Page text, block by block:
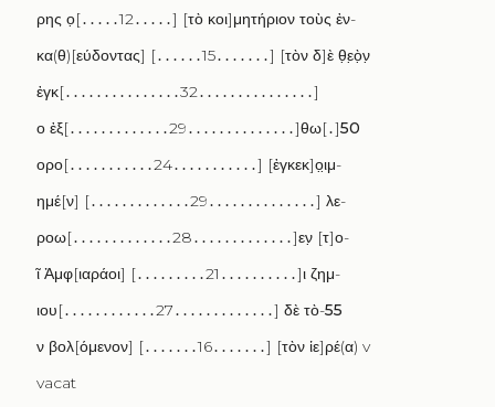
ρης ο̣[․․․․․12․․․․․] [τὸ κοι]μητήριον τοὺς ἐν-
κα(θ)[εύδοντας] [․․․․․․15․․․․․․․] [τὸν δ]ὲ θεὸν
ἐγκ[․․․․․․․․․․․․․․․32․․․․․․․․․․․․․․․]
ο ἐξ[․․․․․․․․․․․․․29․․․․․․․․․․․․․․]θω[․]50
ορο[․․․․․․․․․․․24․․․․․․․․․․․] [ἐγκεκ]οιμ-
ημέ[ν] [․․․․․․․․․․․․․29․․․․․․․․․․․․․․] λε-
ροω[․․․․․․․․․․․․․28․․․․․․․․․․․․․]εν̣ [τ]ο-
ῖ Ἀμφ̣[ιαράοι] [․․․․․․․․․21․․․․․․․․․․]ι ζημ-
ιου[․․․․․․․․․․․․27․․․․․․․․․․․․․] δὲ τὸ-55
ν βολ[όμενον] [․․․․․․․16․․․․․․․] [τὸν ἱε]ρέ(α) v
vacat